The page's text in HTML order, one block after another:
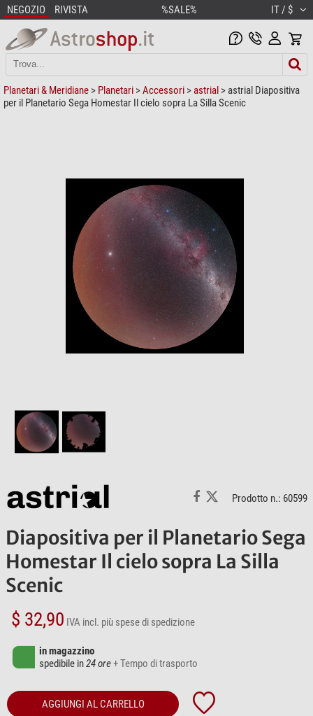
NEGOZIO RIVISTA %SALE% IT / $
Planetari & Meridiane > Planetari >Accessori >astrial > astrial Diapositiva
per il Planetario Sega Homestar Il cielo sopra La Silla Scenic
Prodotto n.: 60599
Diapositiva per il Planetario Sega
Homestar Il cielo sopra La Silla
Scenic
$ 32,90 IVA incl. più spese di spedizione
in magazzino
spedibile in24 ore+ Tempo di trasporto
AGGIUNGI AL CARRELLO